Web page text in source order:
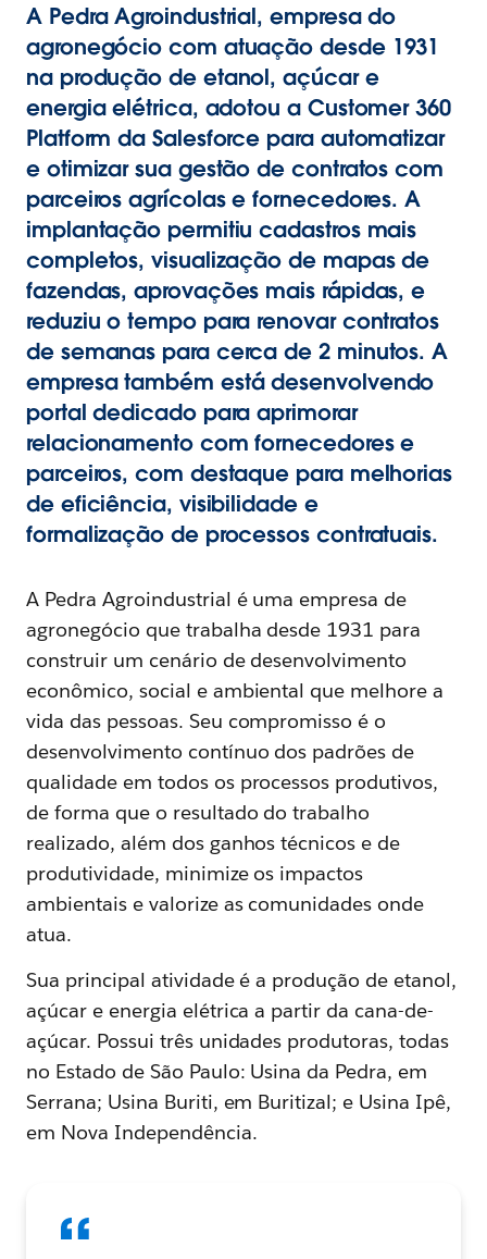
A Pedra Agroindustrial, empresa do
agronegócio com atuação desde 1931
na produção de etanol, açúcar e
energia elétrica, adotou a Customer 360
Platform da Salesforce para automatizar
e otimizar sua gestão de contratos com
parceiros agrícolas e fornecedores. A
implantação permitiu cadastros mais
completos, visualização de mapas de
fazendas, aprovações mais rápidas, e
reduziu o tempo para renovar contratos
de semanas para cerca de 2 minutos. A
empresa também está desenvolvendo
portal dedicado para aprimorar
relacionamento com fornecedores e
parceiros, com destaque para melhorias
de eficiência, visibilidade e
formalização de processos contratuais.
A Pedra Agroindustrial é uma empresa de
agronegócio que trabalha desde 1931 para
construir um cenário de desenvolvimento
econômico, social e ambiental que melhore a
vida das pessoas. Seu compromisso é o
desenvolvimento contínuo dos padrões de
qualidade em todos os processos produtivos,
de forma que o resultado do trabalho
realizado, além dos ganhos técnicos e de
produtividade, minimize os impactos
ambientais e valorize as comunidades onde
atua.
Sua principal atividade é a produção de etanol,
açúcar e energia elétrica a partir da cana-de-
açúcar. Possui três unidades produtoras, todas
no Estado de São Paulo: Usina da Pedra, em
Serrana; Usina Buriti, em Buritizal; e Usina Ipê,
em Nova Independência.